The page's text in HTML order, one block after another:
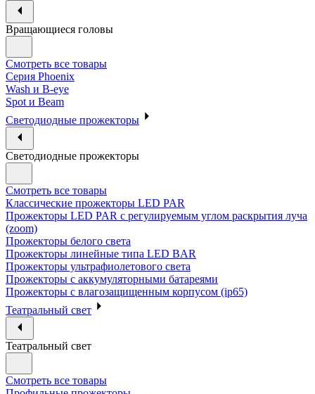
Вращающиеся головы
Смотреть все товары
Cерия Phoenix
Wash и B-eye
Spot и Beam
Cветодиодные прожекторы
Cветодиодные прожекторы
Смотреть все товары
Классические прожекторы LED PAR
Прожекторы LED PAR c регулируемым углом раскрытия луча
(zoom)
Прожекторы белого света
Прожекторы линейные типа LED BAR
Прожекторы ультрафиолетового света
Прожекторы с аккумуляторными батареями
Прожекторы с влагозащищенным корпусом (ip65)
Театральный свет
Театральный свет
Смотреть все товары